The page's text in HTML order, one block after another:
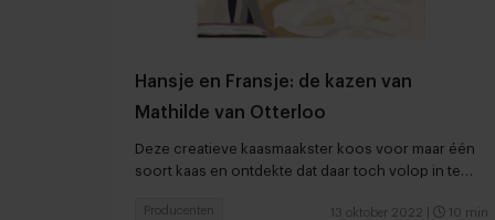
Hansje en Fransje: de kazen van
Mathilde van Otterloo
Deze creatieve kaasmaakster koos voor maar één
soort kaas en ontdekte dat daar toch volop in te
13 oktober 2022 10 min
Producenten